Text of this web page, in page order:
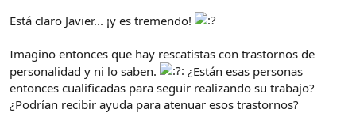
Está claro Javier... ¡y es tremendo!
Imagino entonces que hay rescatistas con trastornos de
personalidad y ni lo saben.
¿Están esas personas
entonces cualificadas para seguir realizando su trabajo?
¿Podrían recibir ayuda para atenuar esos trastornos?